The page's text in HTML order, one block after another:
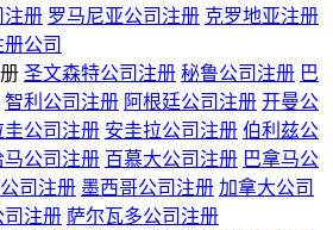
注册 罗马尼亚公司注册 克罗地亚注册
公司
圣文森特公司注册 秘鲁公司注册 巴
智利公司注册 阿根廷公司注册 开曼公
圭公司注册 安圭拉公司注册 伯利兹公
马公司注册 百慕大公司注册 巴拿马公
司注册 墨西哥公司注册 加拿大公司
司注册 萨尔瓦多公司注册